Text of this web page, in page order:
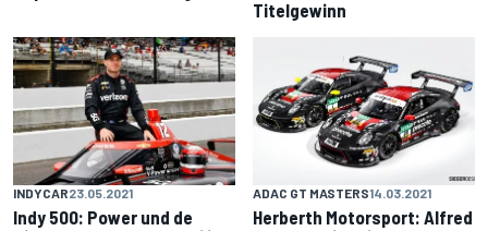
Titelgewinn
INDYCAR23.05.2021
Indy 500: Power und de
ADAC GT MASTERS14.03.2021
Herberth Motorsport: Alfred